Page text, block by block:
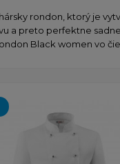
rondon, ktorý je
a preto perfektne
Black women vo